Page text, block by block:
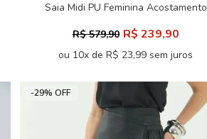
Saia Midi PU Feminina Acostamento
R$ 579,90 R$ 239,90
ou 10x de R$ 23,99 sem juros
-29% OFF